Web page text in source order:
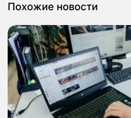
Похожие новости